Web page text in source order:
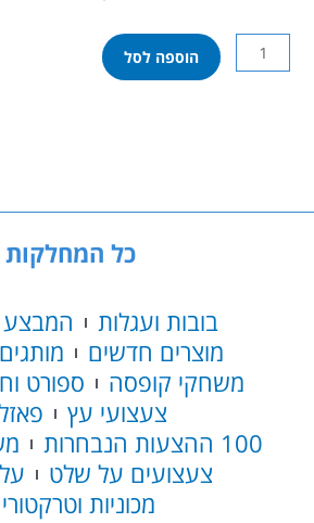
כמות
של
הוספה לסל
כל המחלקות
בובות ועגלות
המבצע
מוצרים חדשים
משחקי קופסה
ספורט
צעצועי עץ
100 ההצעות הנבחרות
צעצועים על שלט
מכוניות